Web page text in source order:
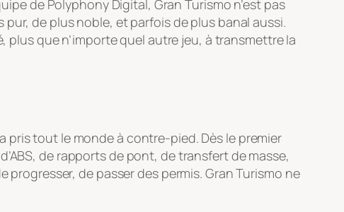
de Polyphony Digital, Gran Turismo n’est pas
pur, de plus noble, et parfois de plus banal aussi.
que n’importe quel autre jeu, à transmettre la
a pris tout le monde à contre-pied. Dès le premier
de rapports de pont, de transfert de masse,
progresser, de passer des permis. Gran Turismo ne